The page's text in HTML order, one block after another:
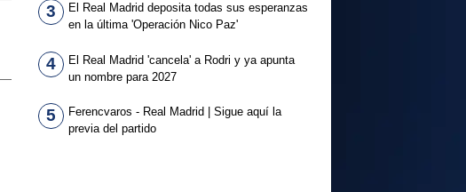
3
El Real Madrid deposita todas sus esperanzas
en la última 'Operación Nico Paz'
4
El Real Madrid 'cancela' a Rodri y ya apunta
un nombre para 2027
5
Ferencvaros - Real Madrid | Sigue aquí la
previa del partido